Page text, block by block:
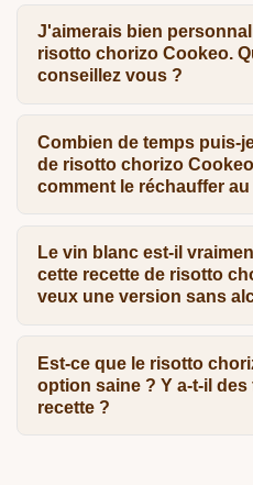
J'aimerais bien
risotto chorizo Cookeo.
conseillez vous ?
Combien de temps puis-
de risotto chorizo
comment le réchauffer
Le vin blanc est-il
cette recette de risotto
veux une version sans
Est-ce que le risotto
option saine ? Y a-t-il
recette ?